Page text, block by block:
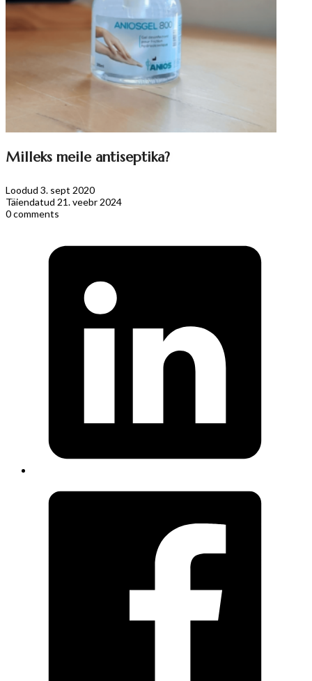
Milleks meile antiseptika?
Loodud 3. sept 2020
Täiendatud 21. veebr 2024
0 comments